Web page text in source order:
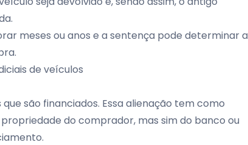
meses ou anos e a sentença pode determinar a
de veículos
são financiados. Essa alienação tem como
do comprador, mas sim do banco ou